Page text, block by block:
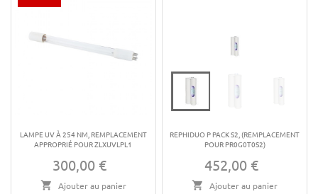
LAMPE UV À 254 NM, REMPLACEMENT
APPROPRIÉ POUR ZLXUVLPL1
Prix
300,00 €
Ajouter au panier
REPHIDUO P PACK S2, (REMPLACEMENT
POUR PR0G0T0S2)
Prix
452,00 €
Ajouter au panier